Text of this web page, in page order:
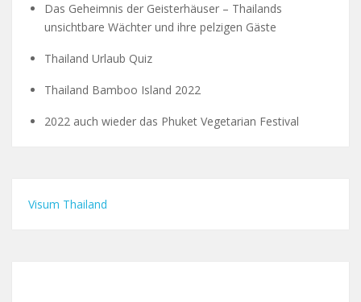
Das Geheimnis der Geisterhäuser – Thailands
unsichtbare Wächter und ihre pelzigen Gäste
Thailand Urlaub Quiz
Thailand Bamboo Island 2022
2022 auch wieder das Phuket Vegetarian Festival
Visum Thailand